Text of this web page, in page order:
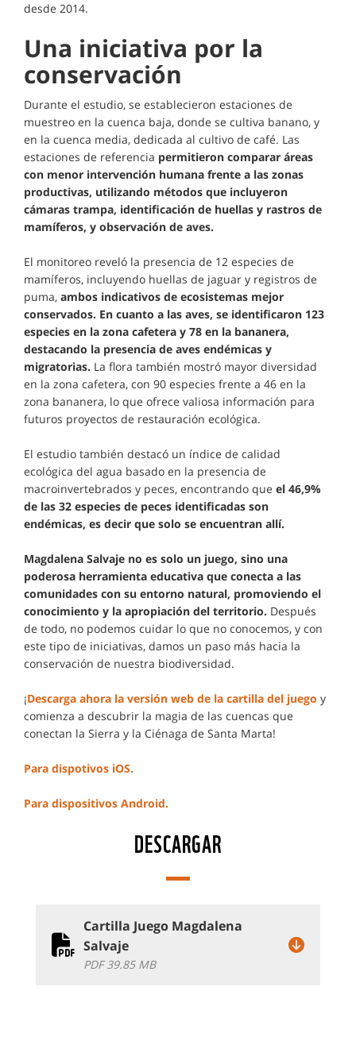
desde 2014.
Una iniciativa por la
conservación
Durante el estudio, se establecieron estaciones de
muestreo en la cuenca baja, donde se cultiva banano, y
en la cuenca media, dedicada al cultivo de café. Las
estaciones de referencia permitieron comparar áreas
con menor intervención humana frente a las zonas
productivas, utilizando métodos que incluyeron
cámaras trampa, identificación de huellas y rastros de
mamíferos, y observación de aves.
El monitoreo reveló la presencia de 12 especies de
mamíferos, incluyendo huellas de jaguar y registros de
puma, ambos indicativos de ecosistemas mejor
conservados. En cuanto a las aves, se identificaron 123
especies en la zona cafetera y 78 en la bananera,
destacando la presencia de aves endémicas y
migratorias. La flora también mostró mayor diversidad
en la zona cafetera, con 90 especies frente a 46 en la
zona bananera, lo que ofrece valiosa información para
futuros proyectos de restauración ecológica.
El estudio también destacó un índice de calidad
ecológica del agua basado en la presencia de
macroinvertebrados y peces, encontrando que el 46,9%
de las 32 especies de peces identificadas son
endémicas, es decir que solo se encuentran allí.
Magdalena Salvaje no es solo un juego, sino una
poderosa herramienta educativa que conecta a las
comunidades con su entorno natural, promoviendo el
conocimiento y la apropiación del territorio. Después
de todo, no podemos cuidar lo que no conocemos, y con
este tipo de iniciativas, damos un paso más hacia la
conservación de nuestra biodiversidad.
¡Descarga ahora la versión web de la cartilla del juego y
comienza a descubrir la magia de las cuencas que
conectan la Sierra y la Ciénaga de Santa Marta!
Para dispotivos iOS.
Para dispositivos Android.
DESCARGAR
Cartilla Juego Magdalena
Salvaje
PDF 39.85 MB